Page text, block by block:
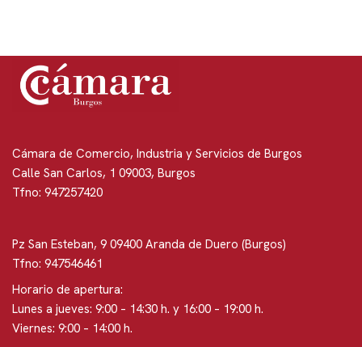
Cámara de Comercio, Industria y Servicios de Burgos
Calle San Carlos, 1 09003, Burgos
Tfno: 947257420
Pz San Esteban, 9 09400 Aranda de Duero (Burgos)
Tfno: 947546461
Horario de apertura:
Lunes a jueves: 9:00 – 14:30 h. y 16:00 – 19:00 h.
Viernes: 9:00 – 14:00 h.